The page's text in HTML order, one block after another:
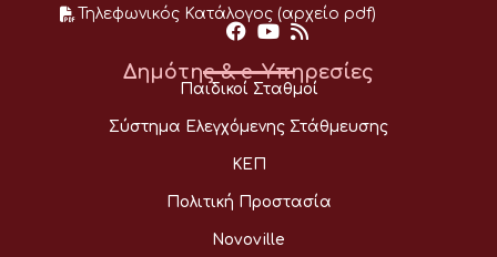
Τηλεφωνικός Κατάλογος (αρχείο pdf)
Δημότης & e-Υπηρεσίες
Παιδικοί Σταθμοί
Σύστημα Ελεγχόμενης Στάθμευσης
ΚΕΠ
Πολιτική Προστασία
Novoville